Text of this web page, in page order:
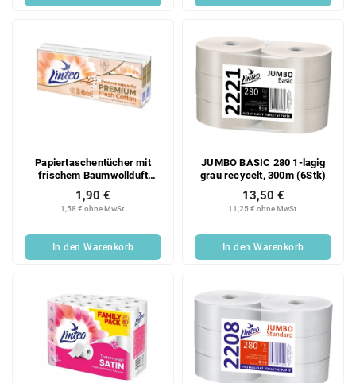
Papiertaschentücher mit
frischem Baumwollduft
1,58 € ohne MwSt.
1,90 €
In den Warenkorb
JUMBO BASIC 280 1-lagig
grau recycelt, 300m (6Stk)
11,25 € ohne MwSt.
13,50 €
In den Warenkorb